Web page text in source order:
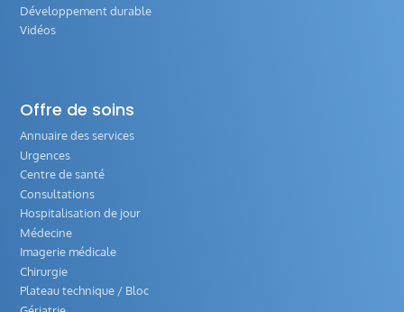
Développement durable
Vidéos
Offre de soins
Annuaire des services
Urgences
Centre de santé
Consultations
Hospitalisation de jour
Médecine
Imagerie médicale
Chirurgie
Plateau technique / Bloc